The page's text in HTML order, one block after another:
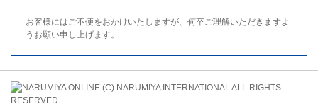
お客様にはご不便をおかけいたしますが、何卒ご理解いただきますよ
うお願い申し上げます。